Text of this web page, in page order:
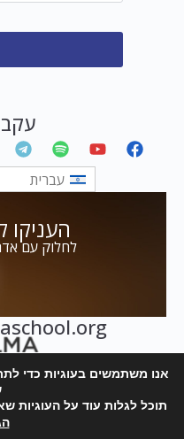
עברית
לחלוק עם
אנו משתמשים בעוגיות כדי
תוכל לגלות עוד על העוגיות